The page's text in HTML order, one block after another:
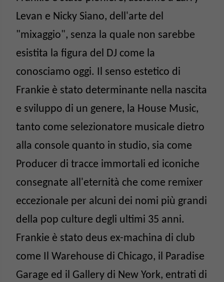
Levan e Nicky Siano, dell'arte del
"mixaggio", senza la quale non sarebbe
esistita la figura del DJ come la
conosciamo oggi. Il senso estetico di
Frankie è stato determinante nella nascita
e sviluppo di un genere, la House Music,
tanto come selezionatore musicale dietro
alla console quanto in studio, sia come
Producer di tracce immortali ed iconiche
consegnate all'eternità che come remixer
eccezionale per alcuni dei nomi più grandi
della pop culture degli ultimi 35 anni.
Frankie è stato deus ex-machina di club
come Il Warehouse di Chicago, il Paradise
Garage ed il Gallery di New York, entrati di